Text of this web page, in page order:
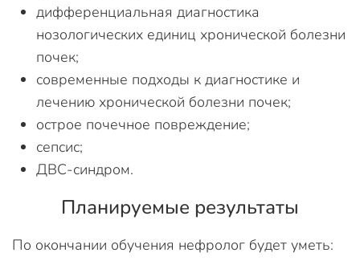
дифференциальная диагностика
нозологических единиц хронической болезни
почек;
современные подходы к диагностике и
лечению хронической болезни почек;
острое почечное повреждение;
сепсис;
ДВС-синдром.
Планируемые результаты
По окончании обучения нефролог будет уметь: